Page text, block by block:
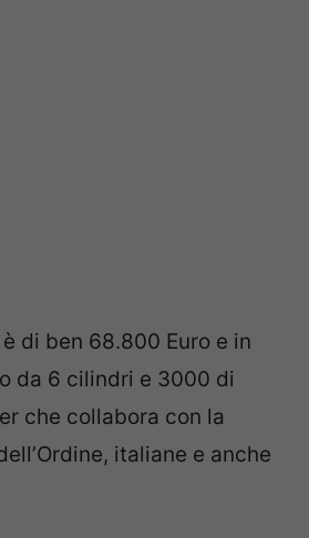
di ben 68.800 Euro e in
da 6 cilindri e 3000 di
che collabora con la
italiane e anche